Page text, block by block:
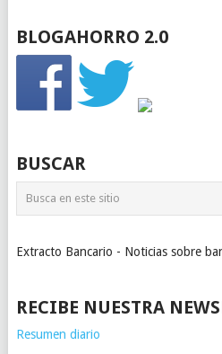
BLOGAHORRO 2.0
BUSCAR
Extracto Bancario - Noticias sobre
RECIBE NUESTRA
Resumen diario